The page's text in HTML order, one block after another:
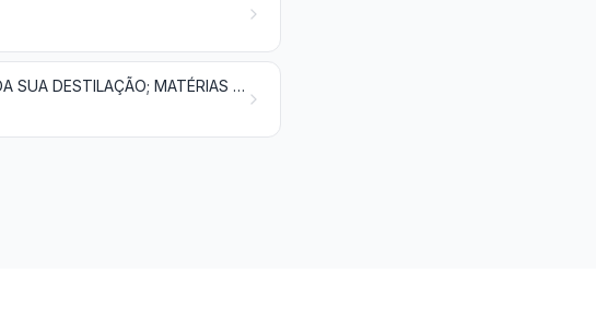
COMBUSTÍVEIS MINERAIS, ÓLEOS MINERAIS E PRODUTOS DA SUA DESTILAÇÃO; MATÉRIAS BETUMINOSAS; CERAS MINERAIS